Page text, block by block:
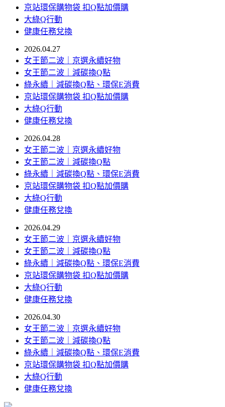
京站環保購物袋 扣Q點加價購
大綠Q行動
健康任務兌換
2026.04.27
女王節二波｜京選永續好物
女王節二波｜減碳換Q點
綠永續｜減碳換Q點、環保E消費
京站環保購物袋 扣Q點加價購
大綠Q行動
健康任務兌換
2026.04.28
女王節二波｜京選永續好物
女王節二波｜減碳換Q點
綠永續｜減碳換Q點、環保E消費
京站環保購物袋 扣Q點加價購
大綠Q行動
健康任務兌換
2026.04.29
女王節二波｜京選永續好物
女王節二波｜減碳換Q點
綠永續｜減碳換Q點、環保E消費
京站環保購物袋 扣Q點加價購
大綠Q行動
健康任務兌換
2026.04.30
女王節二波｜京選永續好物
女王節二波｜減碳換Q點
綠永續｜減碳換Q點、環保E消費
京站環保購物袋 扣Q點加價購
大綠Q行動
健康任務兌換